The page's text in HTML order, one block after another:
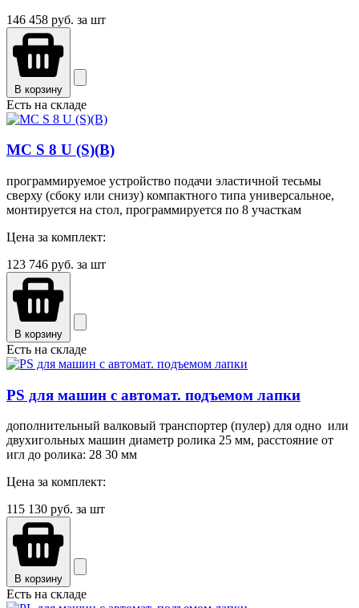
146 458 руб. за шт
В корзину
Есть на складе
MC S 8 U (S)(B)
программируемое устройство подачи эластичной тесьмы
сверху (сбоку или снизу) компактного типа универсальное,
монтируется на стол, программируется по 8 участкам
Цена за комплект:
123 746 руб. за шт
В корзину
Есть на складе
PS для машин с автомат. подъемом лапки
дополнительный валковый транспортер (пулер) для одно или
двухигольных машин диаметр ролика 25 мм, расстояние от
игл до ролика: 28 30 мм
Цена за комплект:
115 130 руб. за шт
В корзину
Есть на складе